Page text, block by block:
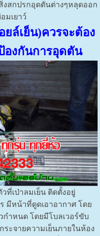
งสกปรกอุดตันต่างๆหลุดออก
มเยาว์
ล์เย็น)ควรจะต้อง
องกันการอุดตัน
ที่เป่าลมเย็น ติดตั้งอยู่
มีหน้าที่ดูดเอาอากาศ โดย
กำหนด โดยมีโบลเวอร์ขับ
ระจายความเย็นภายในห้อง